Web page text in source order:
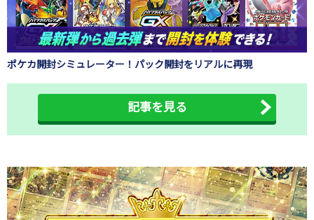
ポケカ開封シミュレーター！パック開封をリアルに再現
記事を見る